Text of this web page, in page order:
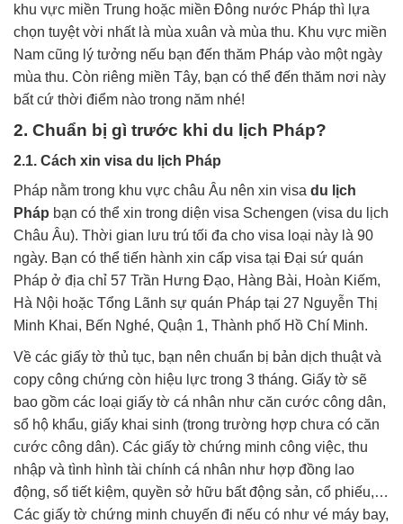
khu vực miền Trung hoặc miền Đông nước Pháp thì lựa
chọn tuyệt vời nhất là mùa xuân và mùa thu. Khu vực miền
Nam cũng lý tưởng nếu bạn đến thăm Pháp vào một ngày
mùa thu. Còn riêng miền Tây, bạn có thể đến thăm nơi này
bất cứ thời điểm nào trong năm nhé!
2. Chuẩn bị gì trước khi du lịch Pháp?
2.1. Cách xin visa du lịch Pháp
Pháp nằm trong khu vực châu Âu nên xin visa du lịch
Pháp bạn có thể xin trong diện visa Schengen (visa du lịch
Châu Âu). Thời gian lưu trú tối đa cho visa loại này là 90
ngày. Bạn có thể tiến hành xin cấp visa tại Đại sứ quán
Pháp ở địa chỉ 57 Trần Hưng Đạo, Hàng Bài, Hoàn Kiếm,
Hà Nội hoặc Tổng Lãnh sự quán Pháp tại 27 Nguyễn Thị
Minh Khai, Bến Nghé, Quận 1, Thành phố Hồ Chí Minh.
Về các giấy tờ thủ tục, bạn nên chuẩn bị bản dịch thuật và
copy công chứng còn hiệu lực trong 3 tháng. Giấy tờ sẽ
bao gồm các loại giấy tờ cá nhân như căn cước công dân,
sổ hộ khẩu, giấy khai sinh (trong trường hợp chưa có căn
cước công dân). Các giấy tờ chứng minh công việc, thu
nhập và tình hình tài chính cá nhân như hợp đồng lao
động, sổ tiết kiệm, quyền sở hữu bất động sản, cổ phiếu,…
Các giấy tờ chứng minh chuyến đi nếu có như vé máy bay,